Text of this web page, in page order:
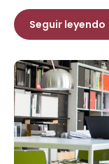
Seguir leyendo